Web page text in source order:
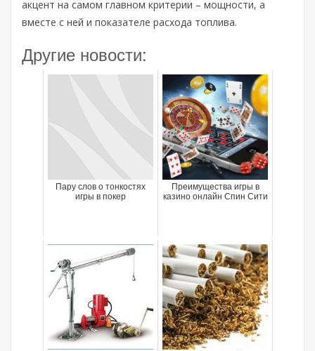
акцент на самом главном критерии – мощности, а
вместе с ней и показателе расхода топлива.
Другие новости:
Пару слов о тонкостях
игры в покер
Преимущества игры в
казино онлайн Спин Сити